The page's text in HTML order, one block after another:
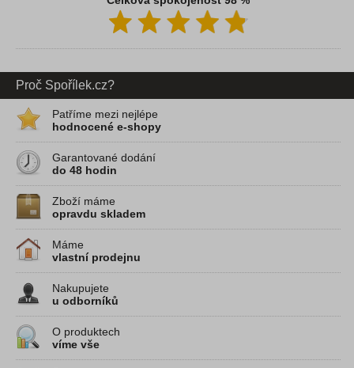
Proč Spořílek.cz?
Patříme mezi nejlépe
hodnocené e-shopy
Garantované dodání
do 48 hodin
Zboží máme
opravdu skladem
Máme
vlastní prodejnu
Nakupujete
u odborníků
O produktech
víme vše